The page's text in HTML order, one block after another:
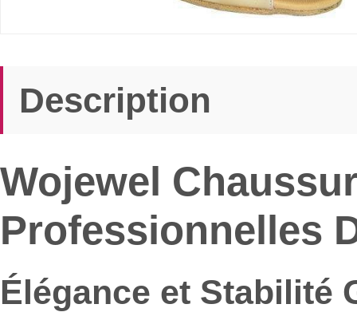
Description
Wojewel
Professionnelles
Élégance et Stabilité